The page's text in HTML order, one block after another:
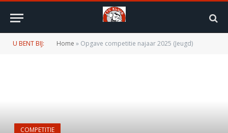
U BENT BIJ: Home » Opgave competitie najaar 2025 (Jeugd)
COMPETITIE